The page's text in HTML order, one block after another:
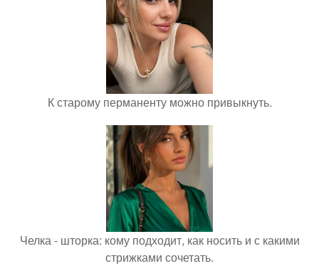
К старому перманенту можно привыкнуть.
Челка - шторка: кому подходит, как носить и с какими
стрижками сочетать.